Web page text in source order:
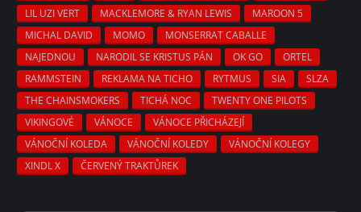
LIL UZI VERT
MACKLEMORE & RYAN LEWIS
MAROON 5
MICHAL DAVID
MOMO
MONSERRAT CABALLE
NAJEDNOU
NARODIL SE KRISTUS PÁN OK GO
ORTEL
RAMMSTEIN
REKLAMA NA TICHO RYTMUS SIA
SLZA
THE CHAINSMOKERS
TICHÁ NOC
TWENTY ONE PILOTS
VIKINGOVÉ
VÁNOCE
VÁNOCE PŘICHÁZEJÍ
VÁNOČNÍ KOLEDA
VÁNOČNÍ KOLEDY
VÁNOČNÍ KOLEGY
XINDL X
ČERVENÝ TRAKTŮREK